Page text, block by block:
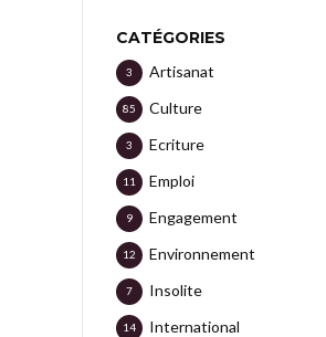
CATÉGORIES
Artisanat
3
Culture
85
Ecriture
3
Emploi
11
Engagement
9
Environnement
12
Insolite
7
International
14